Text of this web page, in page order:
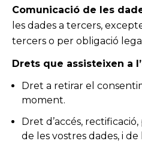
Comunicació de les
les dades a tercers,
tercers o per obligació
Drets que assisteixen a
Dret a retirar el
moment.
Dret d’accés,
de les vostres dades, i de